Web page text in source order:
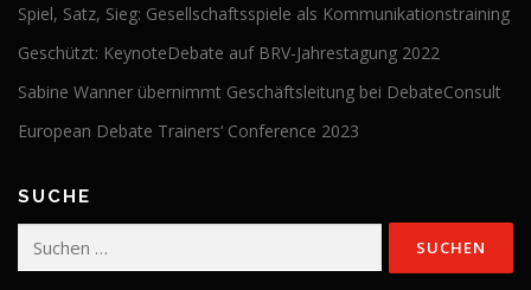
Spiel, Satz, Sieg: Gesellschaftsspiele als Kommunikationstraining
Geschützt: KeynoteDebate auf BRV-Jahrestagung 2022
Sabine Wanner übernimmt Geschäftsleitung bei DebateConsult
European Debate Trainers‘ Conference 2023
SUCHE
Suchen